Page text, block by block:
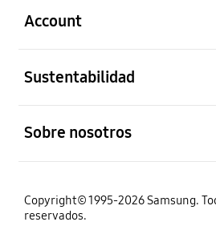
Account
Sustentabilidad
Sobre nosotros
Copyright© 1995-2026 Samsung.
reservados.